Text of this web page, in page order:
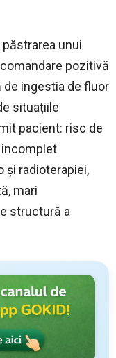
unui
pozitivă
ingestia de fluor
situațiile
pacient: risc de
și radioterapiei,
mari
structură a